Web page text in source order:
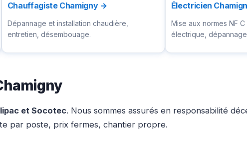
Chauffagiste Chamigny →
Dépannage et installation chaudière,
entretien, désembouage.
Électricien
Mise aux normes NF
électrique,
et Socotec. Nous sommes assurés en responsabilité
par poste, prix fermes, chantier propre.